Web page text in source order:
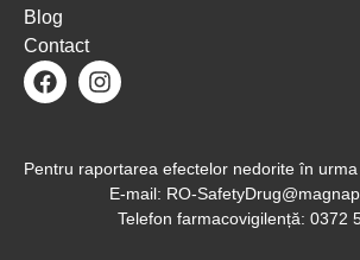
Blog
Contact
Pentru raportarea efectelor nedorite în
E-mail: RO-
Telefon farmacovigilență: 0372